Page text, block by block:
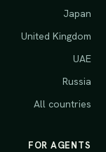
Japan
United Kingdom
UAE
Russia
All countries
FOR AGENTS